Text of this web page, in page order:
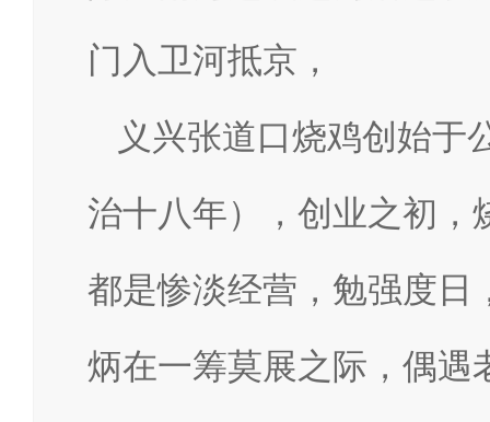
门入卫河抵京，
义兴张道口烧鸡创始于
治十八年），创业之初，
都是惨淡经营，勉强度日
炳在一筹莫展之际，偶遇